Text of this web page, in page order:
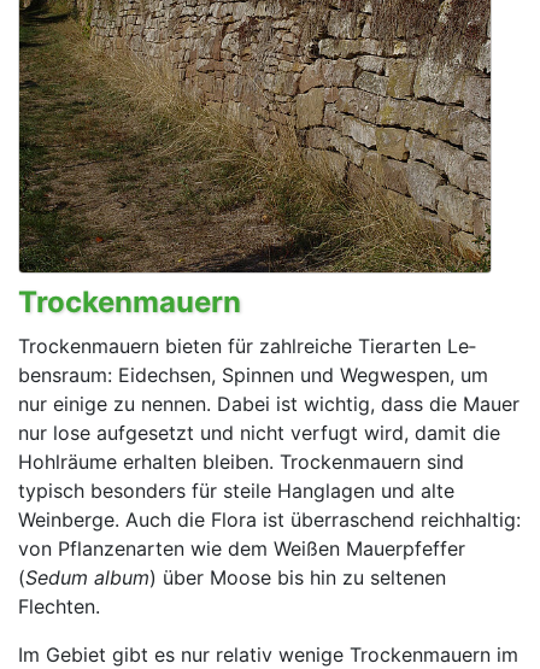
Trockenmauern
Trockenmauern bieten für zahlreiche Tierarten Le­
bensraum: Eidechsen, Spinnen und Wegwespen, um
nur einige zu nennen. Dabei ist wichtig, dass die Mauer
nur lose aufgesetzt und nicht verfugt wird, damit die
Hohl­räume erhalten bleiben. Trocken­mauern sind
typisch besonders für steile Hanglagen und alte
Weinberge. Auch die Flora ist überraschend reichhaltig:
von Pflanzenarten wie dem Weißen Mauerpfeffer
(Sedum album) über Moose bis hin zu seltenen
Flechten.
Im Gebiet gibt es nur relativ wenige Trockenmauern im